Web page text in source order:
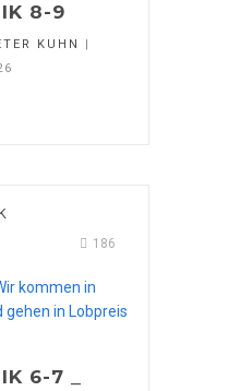
8-9
KUHN
|
186
6-7 _